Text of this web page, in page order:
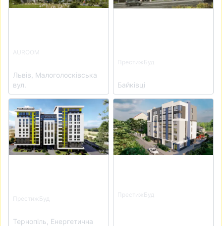
AUROOM
Львів, Малоголосківська
вул.
ПрестижБуд
Байківці
View details for Квартал Енергія
ПрестижБуд
Тернопіль, Енергетична
View details for ЖК
ПрестижБуд